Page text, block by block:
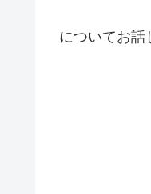
についてお話